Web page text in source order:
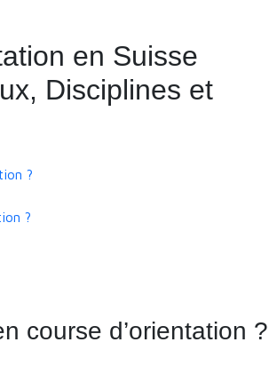
en Suisse
Disciplines et
?
?
course d’orientation ?